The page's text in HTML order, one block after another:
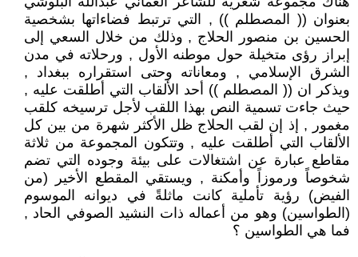
بعنوان (( المصطلم )) , التي ترتبط فضاءاتها بشخصية
الحسين بن منصور الحلاج , وذلك من خلال السعي إلى
إبراز رؤى متخيلة حول موطنه الأول , ورحلاته في مدن
الشرق الإسلامي , ومعاناته وحتى استقراره ببغداد ,
ويذكر ان (( المصطلم )) أحد الألقاب التي أطلقت عليه ,
حيث جاءت تسمية النص بهذا اللقب لأجل ترسيخه كلقب
مغمور , إذ إن لقب الحلاج ظل الأكثر شهرة من بين كل
الألقاب التي أطلقت عليه , وتتكون المجموعة من ثلاثة
مقاطع عبارة عن اشتغالات على بيئة وجوده التي تضم
شخوصاً ورموزاً وأمكنة , ويستقي المقطع الأخير (من
الفيض) رؤية تأملية كانت ماثلةً في ديوانه الموسوم
(الطواسين) وهو من أعماله ذات النشيد الصوفي الحاد ,
فما هي الطواسين ؟